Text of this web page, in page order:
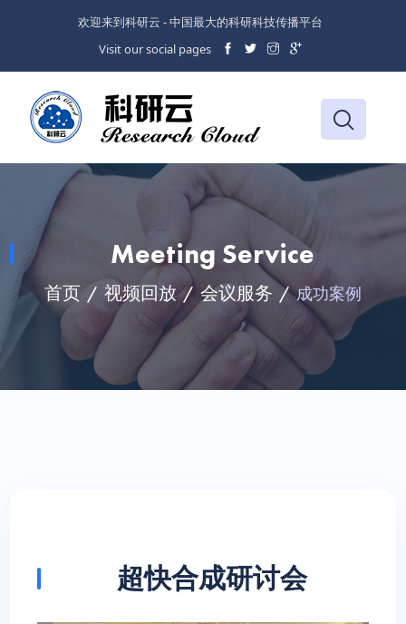
欢迎来到科研云 - 中国最大的科研科技传播平台
Visit our social pages
Meeting Service
首页 视频回放 会议服务 成功案例
超快合成研讨会